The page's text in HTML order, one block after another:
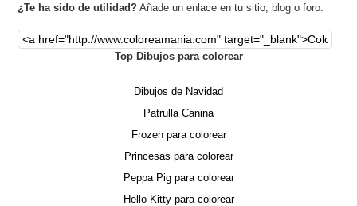
¿Te ha sido de utilidad? Añade un enlace en tu sitio, blog o foro:
Top Dibujos para colorear
Dibujos de Navidad
Patrulla Canina
Frozen para colorear
Princesas para colorear
Peppa Pig para colorear
Hello Kitty para colorear